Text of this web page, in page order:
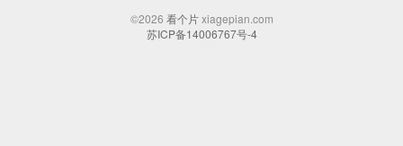
©2026 看个片xiagepian.com
苏ICP备14006767号-4